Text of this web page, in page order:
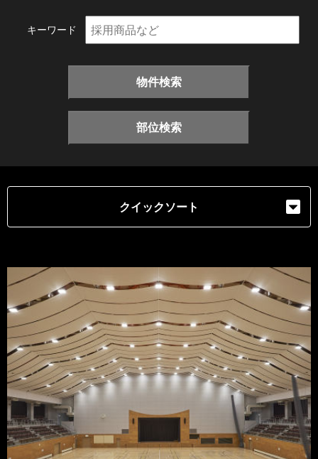
キーワード
物件検索
部位検索
クイックソート